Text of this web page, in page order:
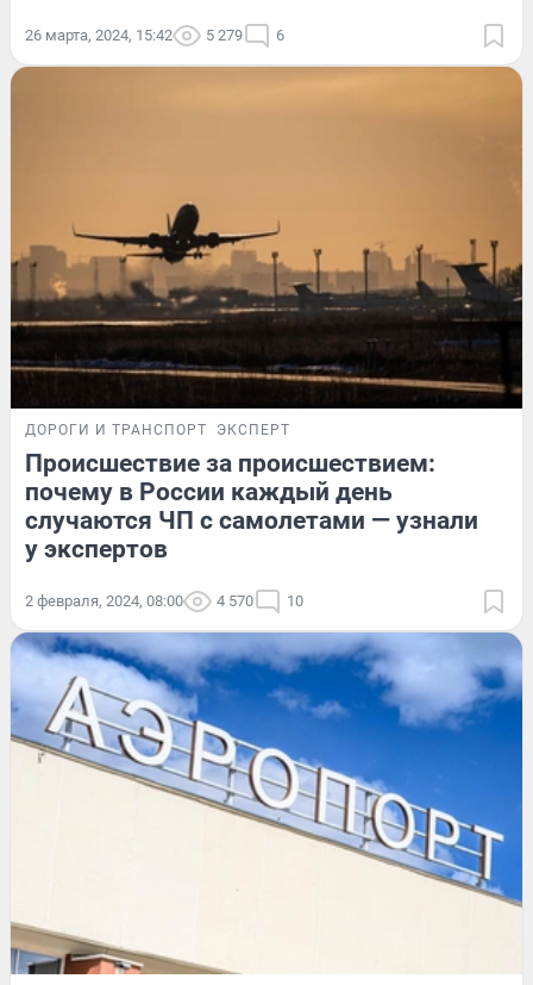
26 марта, 2024, 15:42 5 279 6
ДОРОГИ И ТРАНСПОРТ ЭКСПЕРТ
Происшествие за происшествием:
почему в России каждый день
случаются ЧП с самолетами — узнали
у экспертов
2 февраля, 2024, 08:00 4 570 10